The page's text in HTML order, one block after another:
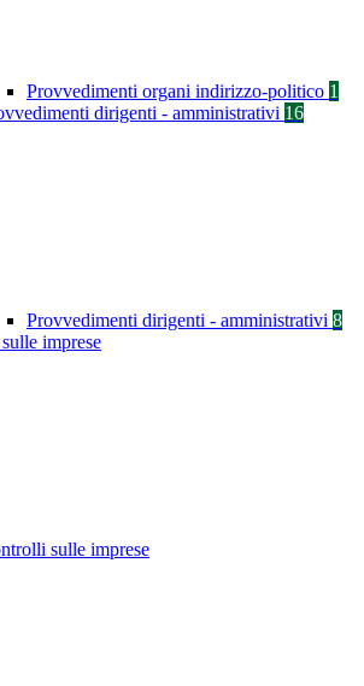
Provvedimenti organi indirizzo-politico 1
dirigenti - amministrativi 16
Provvedimenti dirigenti - amministrativi 8
imprese
sulle imprese